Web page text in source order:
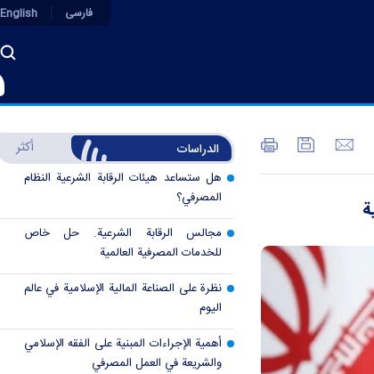
فارسی English
الدراسات أكثر
هل ستساعد هيئات الرقابة الشرعية النظام
المصرفي؟
مجالس الرقابة الشرعية. حل خاص
للخدمات المصرفية العالمية
نظرة على الصناعة المالية الإسلامية في عالم
اليوم
أهمية الإجراءات المبنية على الفقه الإسلامي
والشريعة في العمل المصرفي